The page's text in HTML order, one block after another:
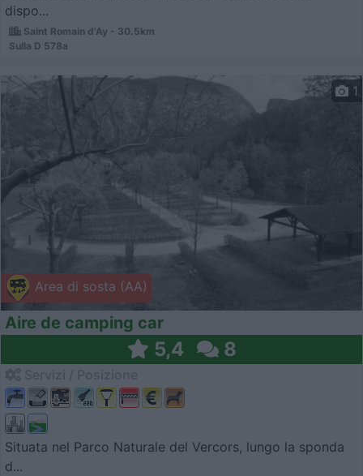
dispo...
Saint Romain d'Ay - 30.5km
Sulla D 578a
Area di sosta (AA)
1
Aire de camping car
5,4 8
Situata nel Parco Naturale del Vercors, lungo la sponda
d...